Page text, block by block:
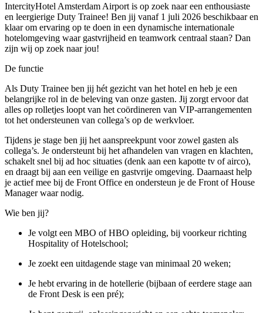
IntercityHotel Amsterdam Airport is op zoek naar een enthousiaste
en leergierige Duty Trainee! Ben jij vanaf 1 juli 2026 beschikbaar en
klaar om ervaring op te doen in een dynamische internationale
hotelomgeving waar gastvrijheid en teamwork centraal staan? Dan
zijn wij op zoek naar jou!
De functie
Als Duty Trainee ben jij hét gezicht van het hotel en heb je een
belangrijke rol in de beleving van onze gasten. Jij zorgt ervoor dat
alles op rolletjes loopt van het coördineren van VIP-arrangementen
tot het ondersteunen van collega’s op de werkvloer.
Tijdens je stage ben jij het aanspreekpunt voor zowel gasten als
collega’s. Je ondersteunt bij het afhandelen van vragen en klachten,
schakelt snel bij ad hoc situaties (denk aan een kapotte tv of airco),
en draagt bij aan een veilige en gastvrije omgeving. Daarnaast help
je actief mee bij de Front Office en ondersteun je de Front of House
Manager waar nodig.
Wie ben jij?
Je volgt een MBO of HBO opleiding, bij voorkeur richting
Hospitality of Hotelschool;
Je zoekt een uitdagende stage van minimaal 20 weken;
Je hebt ervaring in de hotellerie (bijbaan of eerdere stage aan
de Front Desk is een pré);